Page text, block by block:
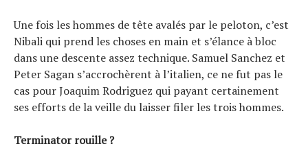
Une fois les hommes de tête avalés par le peloton, c’est
Nibali qui prend les choses en main et s’élance à bloc
dans une descente assez technique. Samuel Sanchez et
Peter Sagan s’accrochèrent à l’italien, ce ne fut pas le
cas pour Joaquim Rodriguez qui payant certainement
ses efforts de la veille du laisser filer les trois hommes.
Terminator rouille ?